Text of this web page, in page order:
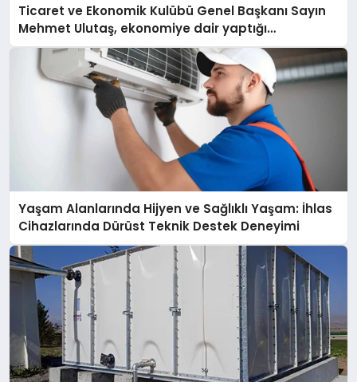
Ticaret ve Ekonomik Kulübü Genel Başkanı Sayın
Mehmet Ulutaş, ekonomiye dair yaptığı
açıklamada şunları kaydetti:
Yaşam Alanlarında Hijyen ve Sağlıklı Yaşam: İhlas
Cihazlarında Dürüst Teknik Destek Deneyimi